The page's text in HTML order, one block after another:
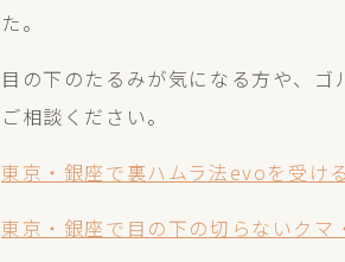
た。
目の下のたるみが気になる方や、
ご相談ください。
東京・銀座で裏ハムラ法evoを受け
東京・銀座で目の下の切らないク